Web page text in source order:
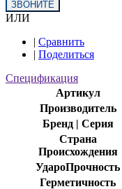
ЗВОНИТЕ
ИЛИ
| Сравнить
| Поделиться
Спецификация
Артикул
Производитель
Бренд | Серия
Страна
Происхождения
УдароПрочность
Герметичность